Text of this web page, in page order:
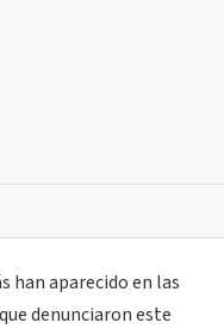
han aparecido en las
denunciaron este